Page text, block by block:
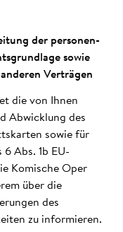
der personen­
sowie
Ver­trägen
die von Ihnen
Abwicklung des
sowie für
Abs. 1b EU-
Komische Oper
über die
des
zu informieren.